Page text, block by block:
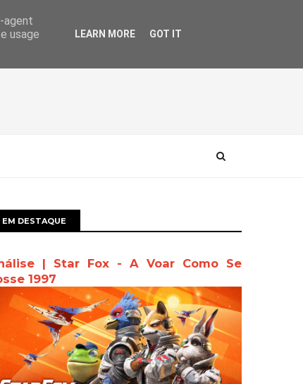
EM DESTAQUE
| Star Fox - A Voar Como Se
1997
agent
usage
LEARN MORE GOT IT